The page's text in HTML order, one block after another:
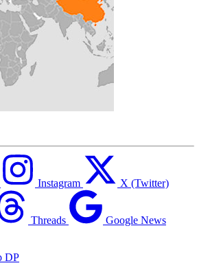
Instagram X (Twitter)
Threads Google News
DP